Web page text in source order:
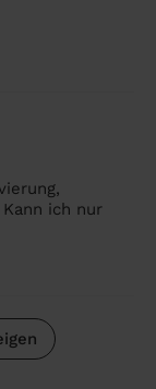
ich nur